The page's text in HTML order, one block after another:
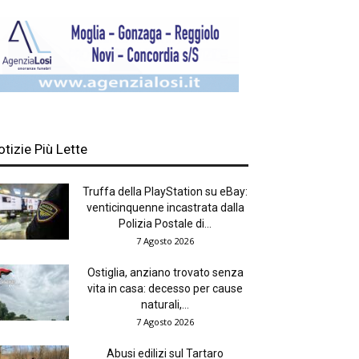
Più Lette
Truffa della PlayStation su eBay:
venticinquenne incastrata dalla
Polizia Postale di...
7 Agosto 2026
Ostiglia, anziano trovato senza
vita in casa: decesso per cause
naturali,...
7 Agosto 2026
Abusi edilizi sul Tartaro